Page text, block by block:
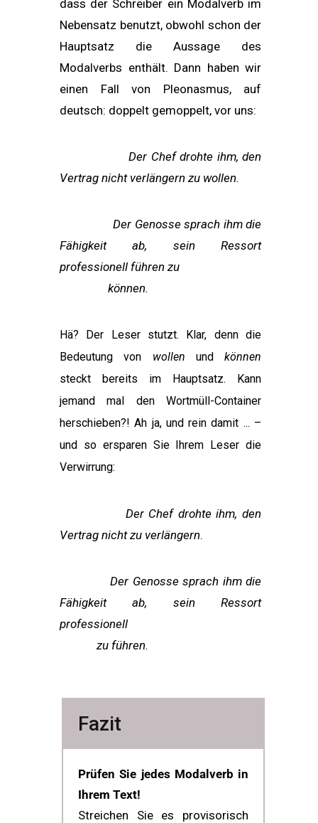
dass der Schreiber ein Modalverb im
Nebensatz benutzt, obwohl schon der
Hauptsatz die Aussage des
Modalverbs enthält. Dann ha­ben wir
einen Fall von Pleonasmus, auf
deutsch: doppelt gemoppelt, vor uns:
Der Chef drohte ihm, den
Vertrag nicht verlängern zu wollen.
Der Genosse sprach ihm die
Fähigkeit ab, sein Ressort
professionell führen zu
können.
Hä? Der Leser stutzt. Klar, denn die
Bedeutung von wollen und können
steckt bereits im Hauptsatz. Kann
jemand mal den Wortmüll-Container
herschieben?! Ah ja, und rein damit ... –
und so ersparen Sie Ihrem Leser die
Verwirrung:
Der Chef drohte ihm, den
Vertrag nicht zu verlängern.
Der Genosse sprach ihm die
Fähigkeit ab, sein Ressort
professionell
zu führen.
Fazit
Prüfen Sie jedes Modalverb in
Ihrem Text!
Streichen Sie es provisorisch